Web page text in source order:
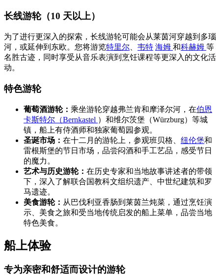
长线游轮（10 天以上）
为了进行更深入的探索，长线游轮可能会从莱茵河穿越到多瑙
河，或延伸到东欧。您将游览特里尔 韦特 海姆 和科赫姆 等
名胜古迹，同时享受从音乐表演到烹饪课程等更深入的文化活
动。
特色游轮
葡萄酒游轮： 乘坐游轮穿越弗兰肯和摩泽尔河，在伯恩
卡斯特尔（Bernkastel ）和维尔茨堡（Würzburg）等城
镇，船上有侍酒师和独家葡萄园参观。
圣诞市场： 在十二月的游轮上，参观班贝格、 纽伦堡和
雷根斯堡的节日市场，品尝闷酒和手工艺品，感受节日
的魔力。
艺术与历史游轮： 在历史专家和当地故事讲述者的带领
下，深入了解联合国教科文组织遗产、中世纪建筑和罗
马遗迹。
美食游轮： 从巴伐利亚香肠到莱茵兰炖菜，通过烹饪演
示、美食之旅和受当地传统启发的船上菜单，品尝当地
特色美食。
船上体验
专为亲密和舒适而设计的游轮